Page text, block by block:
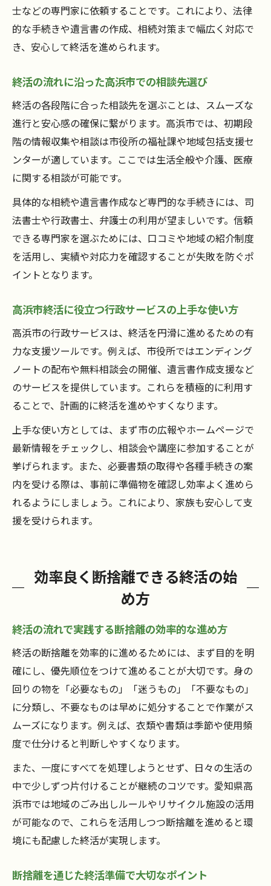
士などの専門家に依頼することです。これにより、法律
的な手続きや遺言書の作成、相続対策まで幅広く対応で
き、安心して終活を進められます。
終活の流れに沿った高浜市での相談先選び
終活の各段階に合った相談先を選ぶことは、スムーズな
進行と安心感の確保に繋がります。高浜市では、初期段
階の情報収集や相談は市役所の福祉課や地域包括支援セ
ンターが適しています。ここでは生活全般や介護、医療
に関する相談が可能です。
具体的な相続や遺言書作成など専門的な手続きには、司
法書士や行政書士、弁護士の利用が望ましいです。信頼
できる専門家を選ぶためには、口コミや地域の紹介制度
を活用し、実績や対応力を確認することが失敗を防ぐポ
イントとなります。
高浜市終活に役立つ行政サービスの上手な使い方
高浜市の行政サービスは、終活を円滑に進めるための有
力な支援ツールです。例えば、市役所ではエンディング
ノートの配布や無料相談会の開催、遺言書作成支援など
のサービスを提供しています。これらを積極的に利用す
ることで、計画的に終活を進めやすくなります。
上手な使い方としては、まず市の広報やホームページで
最新情報をチェックし、相談会や講座に参加することが
挙げられます。また、必要書類の取得や各種手続きの案
内を受ける際は、事前に準備物を確認し効率よく進めら
れるようにしましょう。これにより、家族も安心して支
援を受けられます。
効率良く断捨離できる終活の始
め方
終活の流れで実践する断捨離の効率的な進め方
終活の断捨離を効率的に進めるためには、まず目的を明
確にし、優先順位をつけて進めることが大切です。身の
回りの物を「必要なもの」「迷うもの」「不要なもの」
に分類し、不要なものは早めに処分することで作業がス
ムーズになります。例えば、衣類や書類は季節や使用頻
度で仕分けると判断しやすくなります。
また、一度にすべてを処理しようとせず、日々の生活の
中で少しずつ片付けることが継続のコツです。愛知県高
浜市では地域のごみ出しルールやリサイクル施設の活用
が可能なので、これらを活用しつつ断捨離を進めると環
境にも配慮した終活が実現します。
断捨離を通じた終活準備で大切なポイント